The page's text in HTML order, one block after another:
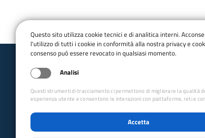
email:gr_cai_lombardia@cai.it
Tel:+393274851177
PEC:gr.lombardia@pec.cai.it
Questo sito utilizza cookie tecnici e di analitica interni.
l'utilizzo di tutti i cookie in conformità alla nostra privacy e
consenso può essere revocato in qualsiasi momento.
Analisi
Questi strumenti di tracciamento ci permettono di migliorare la qualità
esperienza utente e consentono le interazioni con piattaforme, reti e
Accetta